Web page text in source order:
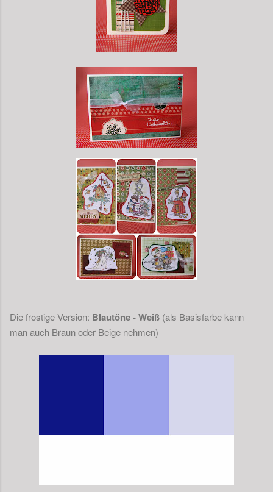
Die frostige Version: Blautöne - Weiß (als Basisfarbe kann
man auch Braun oder Beige nehmen)